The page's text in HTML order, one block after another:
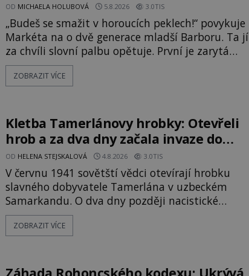
OD MICHAELA HOLUBOVÁ 5.8.2026 3.0TIS
„Budeš se smažit v horoucích peklech!“ povykuje
Markéta na o dvě generace mladší Barboru. Ta jí
za chvíli slovní palbu opětuje. První je zarytá
katolička, druhá přesvědčená kališnice. A každá z
nich se usídlí na jedné z věží slavného hradu
manželku má skutečně jistou
ZOBRAZIT VÍCE
Kletba Tamerlánovy hrobky: Otevřeli
hrob a za dva dny začala invaze do
SSSR. Náhoda, nebo varování?
OD HELENA STEJSKALOVÁ 4.8.2026 3.0TIS
V červnu 1941 sovětští vědci otevírají hrobku
slavného dobyvatele Tamerlána v uzbeckém
Samarkandu. O dva dny později nacistické
Německo zahajuje operaci Barbarossa a napadá
Sovětský svaz. Shoda dat je natolik zarážející, že
fascinující souhru okolností? Když antropolog
ZOBRAZIT VÍCE
Záhada Rohoncského kodexu: Ukrývá